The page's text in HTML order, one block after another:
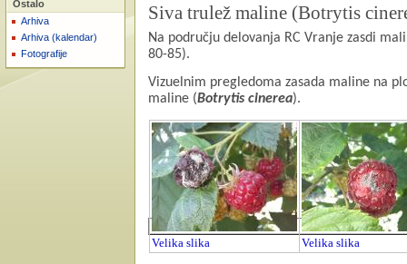
Ostalo
Arhiva
Arhiva (kalendar)
Fotografije
Siva trulež maline (Botrytis
Na području delovanja RC Vranje zasdi
80-85).
Vizuelnim pregledoma zasada maline na
maline (Botrytis cinerea).
Velika slika Velika slika